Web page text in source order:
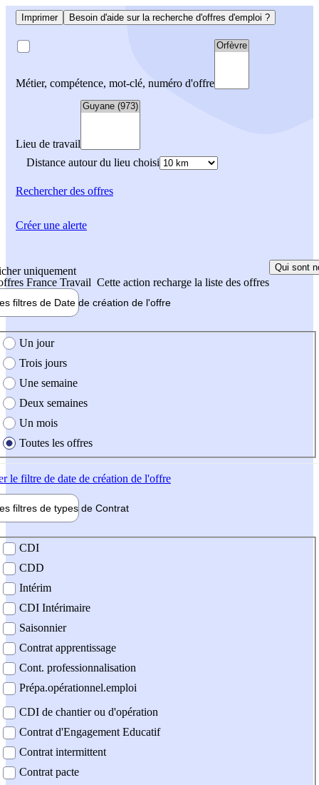
Imprimer Besoin d'aide sur la recherche d'offres d'emploi ?
Métier, compétence, mot-clé, numéro d'offre
Lieu de travail
Distance autour du lieu choisi
Rechercherdes offres
uniquement
France Travail Cette action recharge la liste des offres
Qui sont
filtres de Date de création de l'offre
création de l'offre
Un jour
Trois jours
Une semaine
Deux semaines
Un mois
Toutes les offres
le filtre de date de création de l'offre
filtres de types de Contrat
contrat
CDI
CDD
Intérim
CDI Intérimaire
Saisonnier
Contrat apprentissage
Cont. professionnalisation
Prépa.opérationnel.emploi
CDI de chantier ou d'opération
Contrat d'Engagement Educatif
Contrat intermittent
Contrat pacte
Créer une alerte